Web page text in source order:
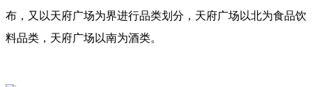
布，又以天府广场为界进行品类划分，天府广场以北为食品饮
料品类，天府广场以南为酒类。